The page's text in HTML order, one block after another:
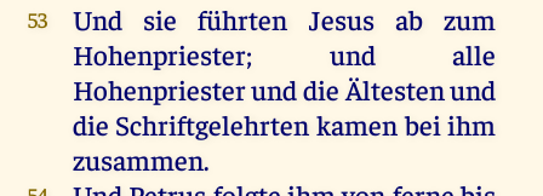
53 Und sie führten Jesus ab zum
Hohenpriester; und
alle
Hohenpriesterunddie Ältestenund
die Schriftgelehrten kamenbei ihm
zusammen.